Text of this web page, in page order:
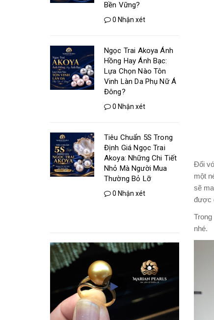
Đối
một
sẽ
được
Trong
nhé.
Bền Vững?
0 Nhận xét
Ngọc Trai Akoya Ánh
Hồng Hay Ánh Bạc:
Lựa Chọn Nào Tôn
Vinh Làn Da Phụ Nữ Á
Đông?
0 Nhận xét
Tiêu Chuẩn 5S Trong
Định Giá Ngọc Trai
Akoya: Những Chi Tiết
Nhỏ Mà Người Mua
Thường Bỏ Lỡ
0 Nhận xét